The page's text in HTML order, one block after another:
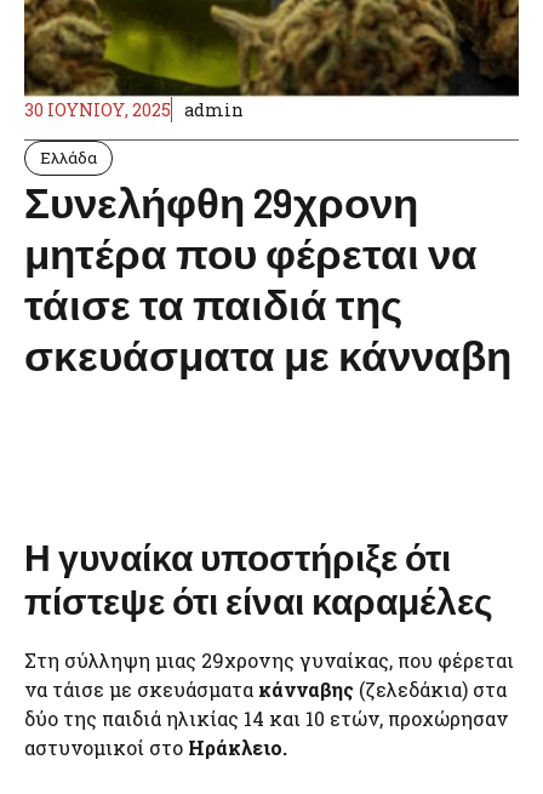
30 ΙΟΥΝΊΟΥ, 2025 admin
Ελλάδα
Συνελήφθη 29χρονη
μητέρα που φέρεται να
τάισε τα παιδιά της
σκευάσματα με κάνναβη
Η γυναίκα υποστήριξε ότι
πίστεψε ότι είναι καραμέλες
Στη σύλληψη μιας 29χρονης γυναίκας, που φέρεται
να τάισε με σκευάσματα κάνναβης (ζελεδάκια) στα
δύο της παιδιά ηλικίας 14 και 10 ετών, προχώρησαν
αστυνομικοί στο Ηράκλειο.